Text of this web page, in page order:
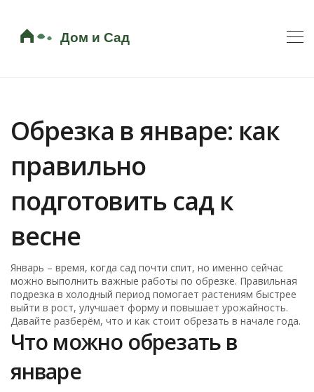
Обрезка в январе: как
правильно
подготовить сад к
весне
Январь – время, когда сад почти спит, но именно сейчас
можно выполнить важные работы по обрезке. Правильная
подрезка в холодный период помогает растениям быстрее
выйти в рост, улучшает форму и повышает урожайность.
Давайте разберём, что и как стоит обрезать в начале года.
Что можно обрезать в
январе